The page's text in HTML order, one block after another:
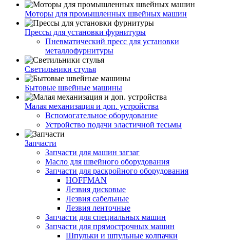
Моторы для промышленных швейных машин
Прессы для установки фурнитуры
Пневматический пресс для установки
металлофурнитуры
Светильники стулья
Бытовые швейные машины
Малая механизация и доп. устройства
Вспомогательное оборудование
Устройство подачи эластичной тесьмы
Запчасти
Запчасти для машин загзаг
Масло для швейного оборудования
Запчасти для раскройного оборудования
HOFFMAN
Лезвия дисковые
Лезвия сабельные
Лезвия ленточные
Запчасти для специальных машин
Запчасти для прямострочных машин
Шпульки и шпульные колпачки